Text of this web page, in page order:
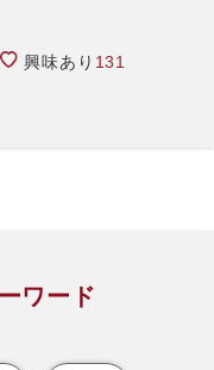
興味あり 131
ワード